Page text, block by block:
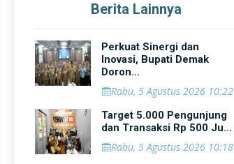
Berita Lainnya
Perkuat Sinergi dan
Inovasi, Bupati Demak
Doron...
Rabu, 5 Agustus 2026 10:22
Target 5.000 Pengunjung
dan Transaksi Rp 500 Ju...
Rabu, 5 Agustus 2026 10:18